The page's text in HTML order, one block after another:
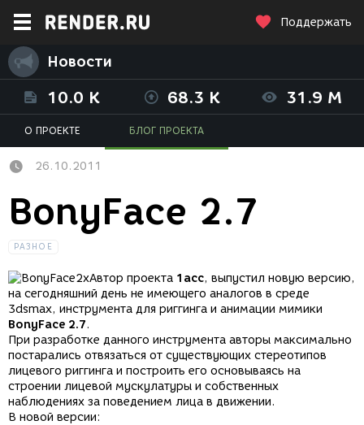
Поддержать
Новости
10.0 K 68.3 K 31.9 M
О ПРОЕКТЕ БЛОГ ПРОЕКТА
26.10.2011
BonyFace 2.7
РАЗНОЕ
Автор проекта 1acc, выпустил новую версию,
на сегодняшний день не имеющего аналогов в среде
3dsmax, инструмента для риггинга и анимации мимики
BonyFace 2.7.
При разработке данного инструмента авторы максимально
постарались отвязаться от существующих стереотипов
лицевого риггинга и построить его основываясь на
строении лицевой мускулатуры и собственных
наблюдениях за поведением лица в движении.
В новой версии: